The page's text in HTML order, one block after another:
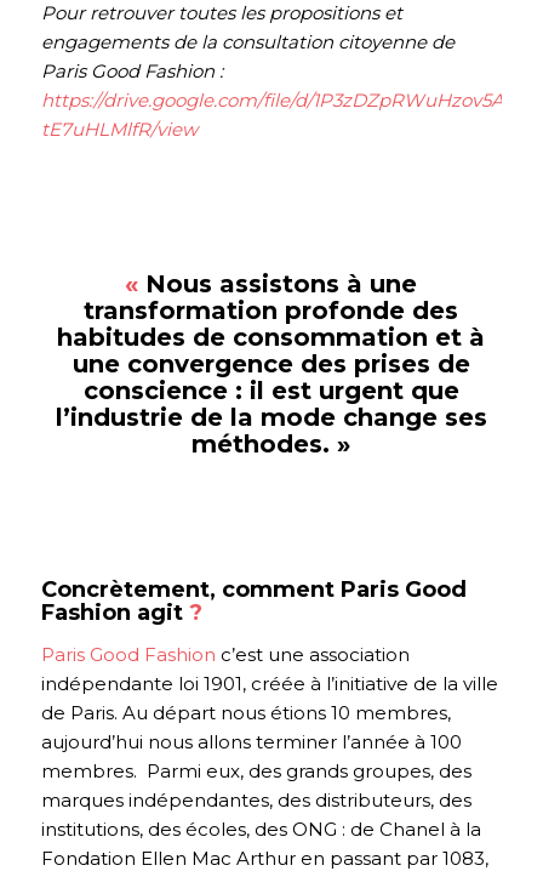
Pour retrouver toutes les propositions et
engagements de la consultation citoyenne de
Paris Good Fashion :
https://drive.google.com/file/d/
tE7uHLMlfR/view
« Nous assistons à une
transformation profonde des
habitudes de consommation et à
une convergence des prises de
conscience : il est urgent que
l’industrie de la mode change ses
méthodes.»
Concrètement, comment Paris Good
Fashion agit ?
Paris Good Fashion c’est une association
indépendante loi 1901, créée à l’initiative de la ville
de Paris. Au départ nous étions 10 membres,
aujourd’hui nous allons terminer l’année à 100
membres. Parmi eux, des grands groupes, des
marques indépendantes, des distributeurs, des
institutions, des écoles, des ONG : de Chanel à la
Fondation Ellen Mac Arthur en passant par 1083,